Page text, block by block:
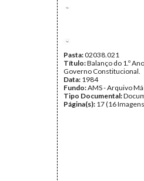
Pasta:02038.021
Título:Balanço do 1.º
Governo Constitucional.
Data: 1984
Fundo:AMS - Arquivo
Tipo Documental:
Página(s): 17 (16